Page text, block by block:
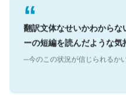
翻訳文体なせいかわからな
ーの短編を読んだような気